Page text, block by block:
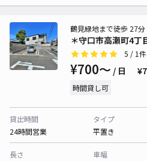
＊守口市高瀬町4丁
鶴見緑地まで徒歩 27分
5 / 1件
¥700〜 / 日
時間貸し可
貸出時間
24時間営業
タイプ
平置き
長さ
車幅